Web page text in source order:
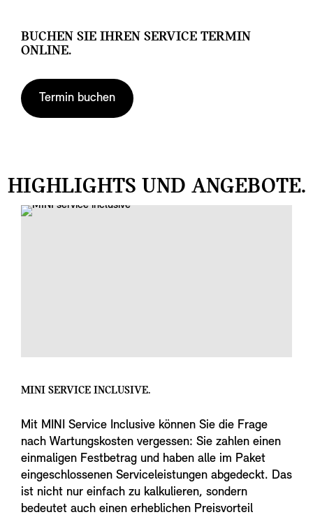
BUCHEN SIE IHREN SERVICE TERMIN
ONLINE.
Termin buchen
HIGHLIGHTS UND ANGEBOTE.
MINI SERVICE INCLUSIVE.
Mit MINI Service Inclusive können Sie die Frage
nach Wartungskosten vergessen: Sie zahlen einen
einmaligen Festbetrag und haben alle im Paket
eingeschlossenen Serviceleistungen abgedeckt. Das
ist nicht nur einfach zu kalkulieren, sondern
bedeutet auch einen erheblichen Preisvorteil